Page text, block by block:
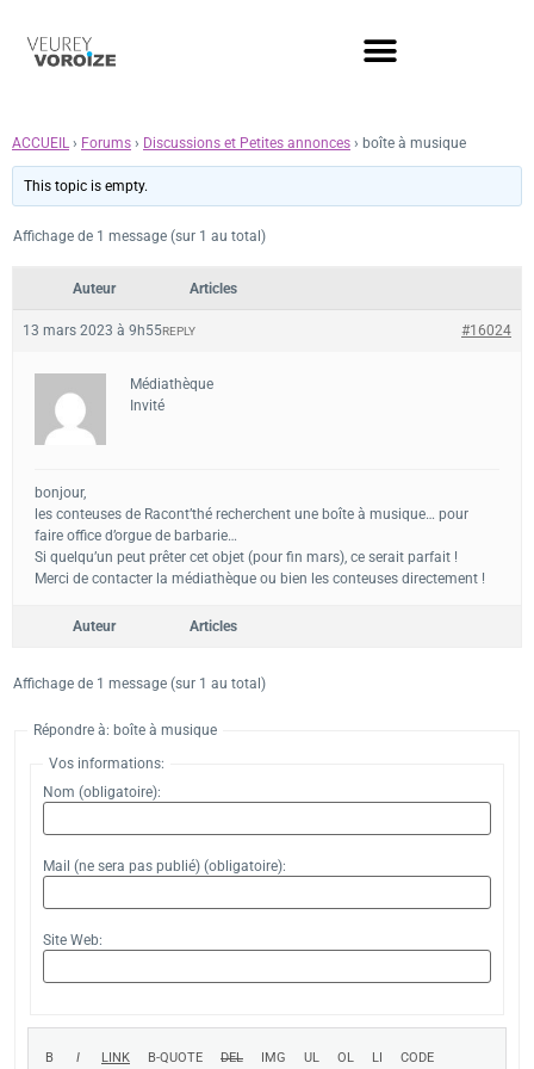
ACCUEIL › Forums › Discussions et Petites annonces › boîte à musique
This topic is empty.
Affichage de 1 message (sur 1 au total)
Auteur Articles
13 mars 2023 à 9h55 #16024
REPLY
Médiathèque
Invité
bonjour,
les conteuses de Racont’thé recherchent une boîte à musique… pour
faire office d’orgue de barbarie…
Si quelqu’un peut prêter cet objet (pour fin mars), ce serait parfait !
Merci de contacter la médiathèque ou bien les conteuses directement !
Auteur Articles
Affichage de 1 message (sur 1 au total)
Répondre à: boîte à musique
Vos informations:
Nom (obligatoire):
Mail (ne sera pas publié) (obligatoire):
Site Web: